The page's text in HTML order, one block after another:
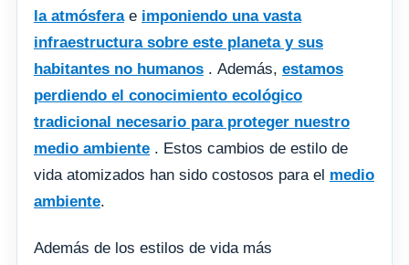
la atmósferae imponiendo una vasta
infraestructura sobre este planeta y sus
habitantes no humanos . Además, estamos
perdiendo el conocimiento ecológico
tradicional necesario para proteger nuestro
medio ambiente . Estos cambios de estilo de
vida atomizados han sido costosos para el medio
ambiente.
Además de los estilos de vida más